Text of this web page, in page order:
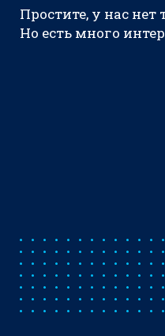
Простите, у нас
Но есть много